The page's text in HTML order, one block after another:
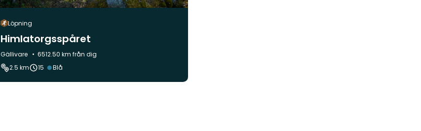
Löpning
Himlatorgsspåret
Kommun:
Gällivare
6512.50 km från dig
2.5 km
15 Svårighetsgrad:
Blå